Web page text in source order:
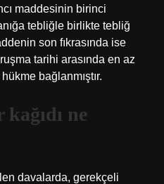
maddesinin birinci
tebliğle birlikte tebliğ
son fıkrasında ise
tarihi arasında en az
bağlanmıştır.
ne
davalarda, gerekçeli